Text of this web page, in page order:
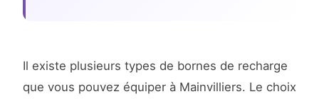
Il existe plusieurs types de bornes de recharge
que vous pouvez équiper à Mainvilliers. Le choix